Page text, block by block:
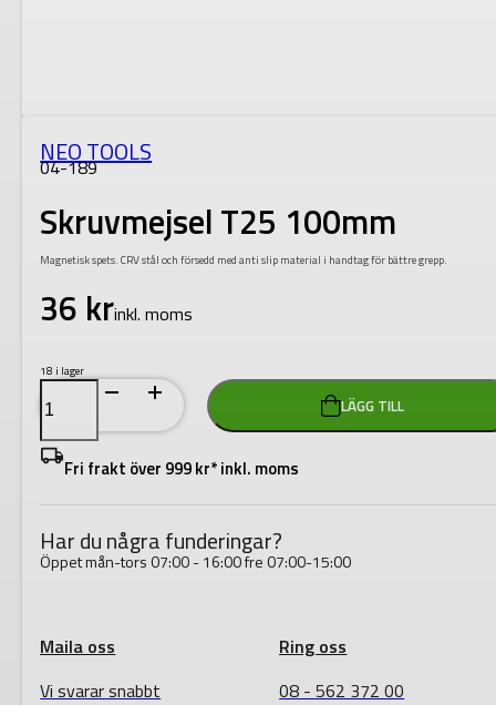
NEO TOOLS
04-189
Skruvmejsel T25 100mm
Magnetisk spets. CRV stål och försedd med anti slip material i handtag för bättre grepp.
36 krinkl. moms
18 i lager
Skruvmejsel
T25
100mm
mängd
LÄGG TILL
Fri frakt över 999 kr* inkl. moms
Har du några funderingar?
Öppet mån-tors 07:00 - 16:00 fre 07:00-15:00
Maila oss
Vi svarar snabbt
Ring oss
08 - 562 372 00